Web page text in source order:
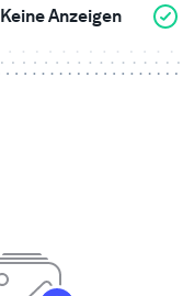
Keine Anzeigen